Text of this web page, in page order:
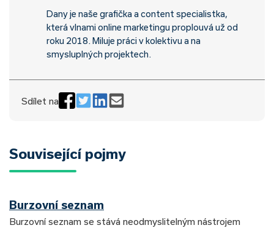
Dany je naše grafička a content specialistka,
která vlnami online marketingu proplouvá už od
roku 2018. Miluje práci v kolektivu a na
smysluplných projektech.
Sdílet na
Související pojmy
Burzovní seznam
Burzovní seznam se stává neodmyslitelným nástrojem